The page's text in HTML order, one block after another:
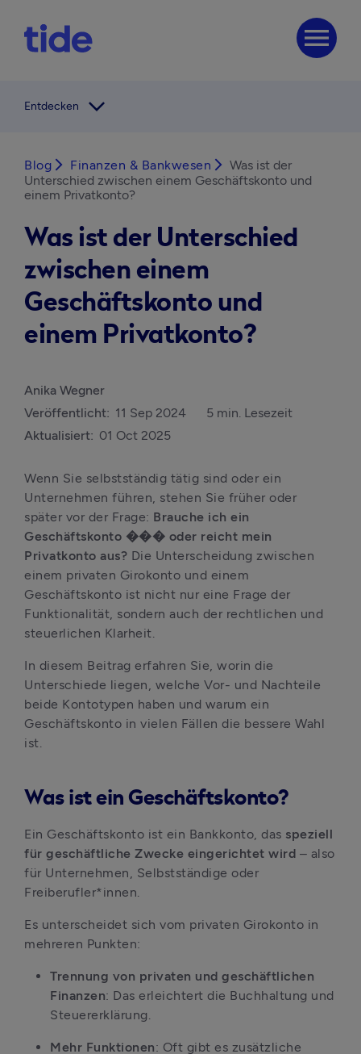
menu
Entdecken arrow_forward_ios
Blog arrow_forward_ios Finanzen & Bankwesen arrow_forward_ios Was ist der
Unterschied zwischen einem Geschäftskonto und
einem Privatkonto?
Was ist der Unterschied
zwischen einem
Geschäftskonto und
einem Privatkonto?
Anika Wegner
Veröffentlicht: 11 Sep 2024
5 min. Lesezeit
Aktualisiert: 01 Oct 2025
Wenn Sie selbstständig tätig sind oder ein
Unternehmen führen, stehen Sie früher oder
später vor der Frage: Brauche ich ein
Geschäftskonto ��� oder reicht mein
Privatkonto aus? Die Unterscheidung zwischen
einem privaten Girokonto und einem
Geschäftskonto ist nicht nur eine Frage der
Funktionalität, sondern auch der rechtlichen und
steuerlichen Klarheit.
In diesem Beitrag erfahren Sie, worin die
Unterschiede liegen, welche Vor- und Nachteile
beide Kontotypen haben und warum ein
Geschäftskonto in vielen Fällen die bessere Wahl
ist.
Was ist ein Geschäftskonto?
Ein Geschäftskonto ist ein Bankkonto, das speziell
für geschäftliche Zwecke eingerichtet wird – also
für Unternehmen, Selbstständige oder
Freiberufler*innen.
Es unterscheidet sich vom privaten Girokonto in
mehreren Punkten:
Trennung von privaten und geschäftlichen
Finanzen: Das erleichtert die Buchhaltung und
Steuererklärung.
Mehr Funktionen: Oft gibt es zusätzliche